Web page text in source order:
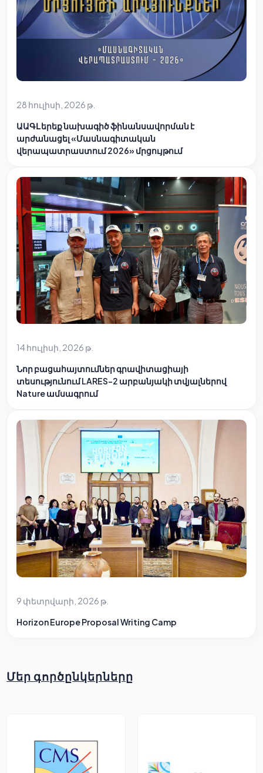
28 հուլիսի, 2026 թ.
ԱԱԳԼ երեք նախագիծ ֆինանսավորման է
արժանացել «Մասնագիտական
վերապատրաստում 2026» մրցույթում
14 հուլիսի, 2026 թ.
Նոր բացահայտումներ գրավիտացիայի
տեսությունում LARES-2 արբանյակի տվյալներով
Nature ամսագրում
9 փետրվարի, 2026 թ.
Horizon Europe Proposal Writing Camp
Մեր գործընկերները